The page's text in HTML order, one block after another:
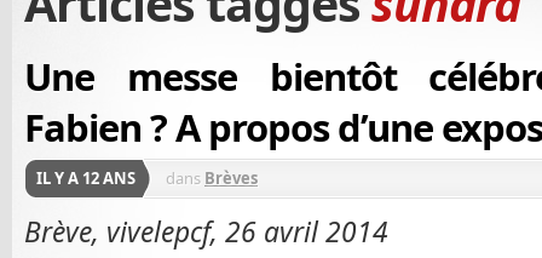
Une messe bientôt
Fabien ? A propos d’une
IL Y A 12 ANS dans Brèves
Brève, vivelepcf, 26 avril 2014